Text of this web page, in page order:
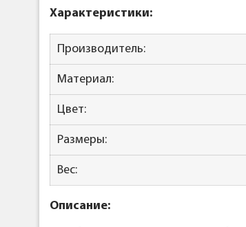
Характеристики:
Производитель:
Материал:
Цвет:
Размеры:
Вес:
Описание: